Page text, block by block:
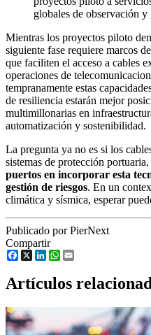
globales de observación
Mientras los proyectos piloto
siguiente fase requiere marcos de
que faciliten el acceso a cables
operaciones de
tempranamente estas
de resiliencia estarán mejor
multimillonarias en
automatización y sostenibilidad.
La pregunta ya no es si los
sistemas de protección
puertos en incorporar esta
gestión de riesgos. En un
climática y sísmica, esperar
Publicado por PierNext
Compartir
Facebook
X LinkedInWhatsApp
Artículos